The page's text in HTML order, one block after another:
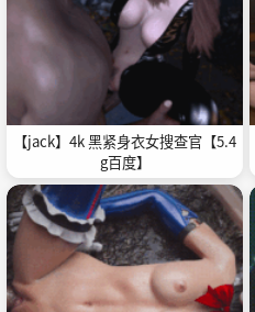
【jack】4k 黑紧身衣女搜查官【5.4
g百度】